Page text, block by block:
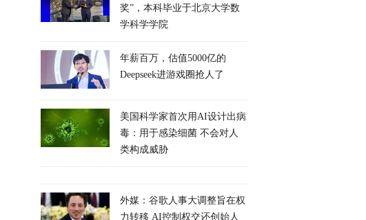
奖”，本科毕业于北京大学数
学科学学院
年薪百万，估值5000亿的
Deepseek进游戏圈抢人了
美国科学家首次用AI设计出病
毒：用于感染细菌 不会对人
类构成威胁
外媒：谷歌人事大调整旨在权
力转移 AI控制权交还创始人